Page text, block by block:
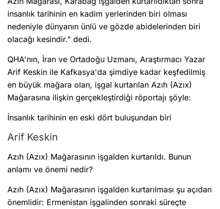
insanlık tarihinin en kadim yerlerinden biri olması
nedeniyle dünyanın ünlü ve gözde abidelerinden biri
olacağı kesindir." dedi.
QHA'nın, İran ve Ortadoğu Uzmanı, Araştırmacı Yazar
Arif Keskin ile Kafkasya'da şimdiye kadar keşfedilmiş
en büyük mağara olan, işgal kurtarılan Azıh (Azıx)
Mağarasına ilişkin gerçekleştirdiği röportajı şöyle:
İnsanlık tarihinin en eski dört buluşundan biri
Arif Keskin
Azıh (Azıx) Mağarasının işgalden kurtarıldı. Bunun
anlamı ve önemi nedir?
Azıh (Azıx) Mağarasının işgalden kurtarılması şu açıdan
önemlidir: Ermenistan işgalinden sonraki süreçte